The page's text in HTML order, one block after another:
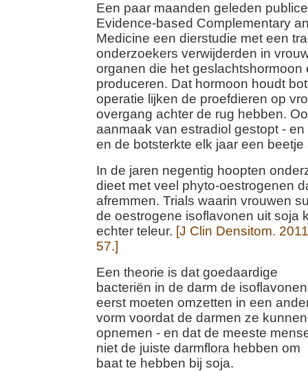
Een paar maanden geleden
Evidence-based Complementary
Medicine een dierstudie met een
onderzoekers verwijderden in
organen die het geslachtshormoon
produceren. Dat hormoon houdt
operatie lijken de proefdieren op
overgang achter de rug hebben.
aanmaak van estradiol gestopt -
en de botsterkte elk jaar een beetje
In de jaren negentig hoopten
dieet met veel phyto-oestrogenen
afremmen. Trials waarin vrouwen
de oestrogene isoflavonen uit soja
echter teleur. [J Clin Densitom.
57.]
Een theorie is dat goedaardige
bacteriën in de darm de isoflavonen
eerst moeten omzetten in een
vorm voordat de darmen ze kunnen
opnemen - en dat de meeste
niet de juiste darmflora hebben om
baat te hebben bij soja.